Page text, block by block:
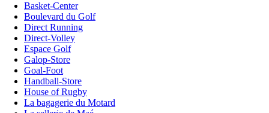
Basket-Center
Boulevard du Golf
Direct Running
Direct-Volley
Espace Golf
Galop-Store
Goal-Foot
Handball-Store
House of Rugby
La bagagerie du Motard